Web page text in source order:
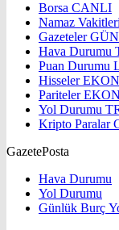
Borsa CANLI
Namaz Vakitleri
Gazeteler
Hava Durumu
Puan Durumu
Hisseler
Pariteler
Yol Durumu
Kripto Paralar
GazetePosta
Hava Durumu
Yol Durumu
Günlük Burç